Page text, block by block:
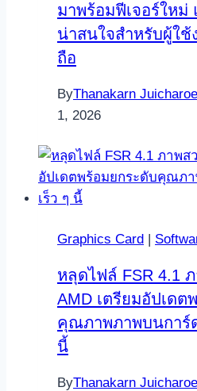
มาพร้อมฟีเจอร์ใหม่
น่าสนใจสำหรับผู้ใ
ถือ
ByThanakarn
1, 2026
Graphics Card |
หลุดไฟล์ FSR 4.1
AMD เตรียมอัปเดต
คุณภาพภาพบนการ์ด
นี้
ByThanakarn